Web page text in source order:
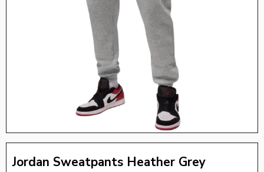
Jordan Sweatpants Heather Grey